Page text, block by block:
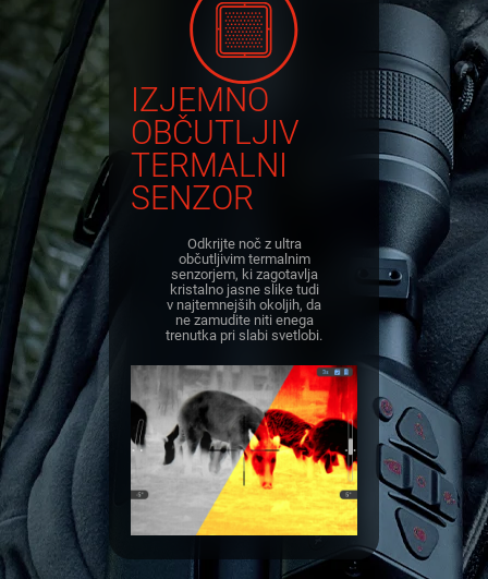
IZJEMNO
OBČUTLJIV
TERMALNI
SENZOR
Odkrijte noč z ultra
občutljivim termalnim
senzorjem, ki zagotavlja
kristalno jasne slike tudi
v najtemnejših okoljih, da
ne zamudite niti enega
trenutka pri slabi svetlobi.